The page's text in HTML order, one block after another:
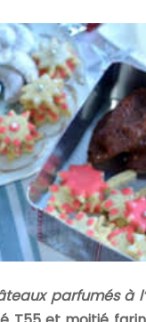
parfumés à